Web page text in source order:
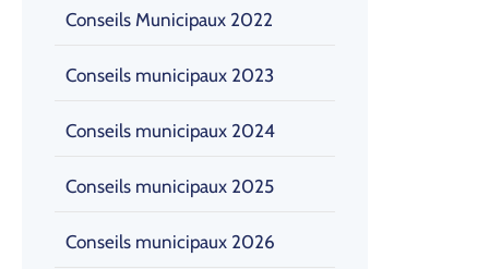
Conseils Municipaux 2022
Conseils municipaux 2023
Conseils municipaux 2024
Conseils municipaux 2025
Conseils municipaux 2026